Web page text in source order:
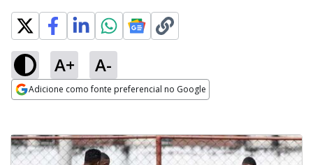
A+ A-
Adicione como fonte preferencial no Google